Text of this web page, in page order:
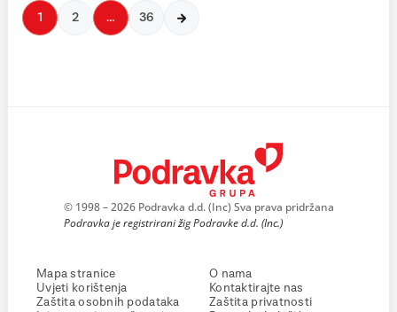
1 2 … 36
© 1998 – 2026 Podravka d.d. (Inc) Sva prava pridržana
Podravka je registrirani žig Podravke d.d. (Inc.)
Mapa stranice
Uvjeti korištenja
Zaštita osobnih podataka
O nama
Kontaktirajte nas
Zaštita privatnosti